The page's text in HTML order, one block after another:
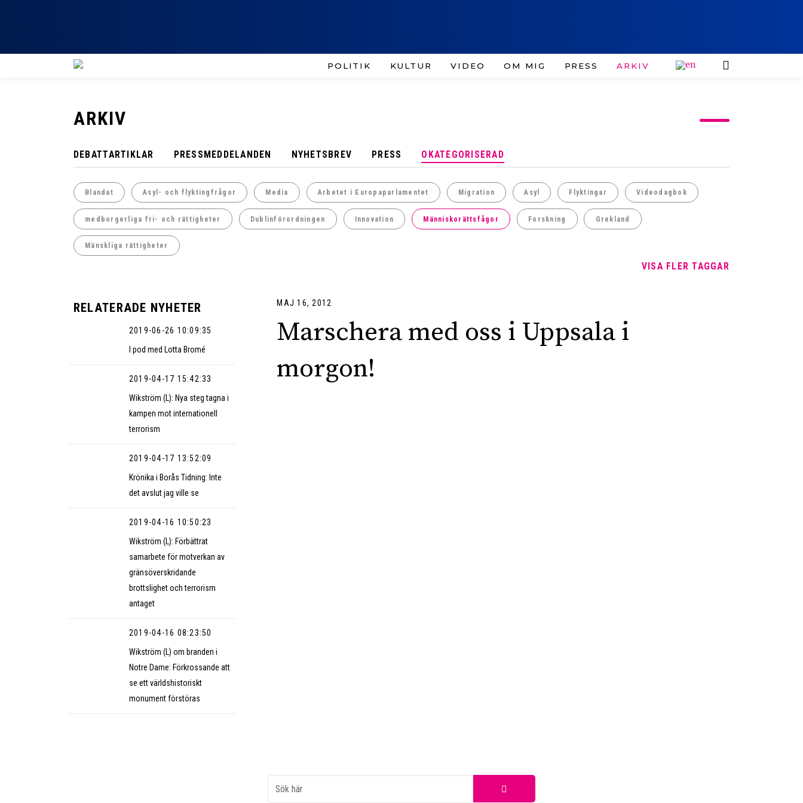
POLITIK KULTUR VIDEO OM MIG PRESS ARKIV
ARKIV
DEBATTARTIKLAR PRESSMEDDELANDEN NYHETSBREV PRESS OKATEGORISERAD
Blandat Asyl- och flyktingfrågor Media Arbetet i Europaparlamentet Migration Asyl Flyktingar Videodagbok
medborgerliga fri- och rättigheter Dublinförordningen Innovation Människorättsfågor Forskning Grekland
Mänskliga rättigheter
VISA FLER TAGGAR
RELATERADE NYHETER
2019-06-26 10:09:35
I pod med Lotta Bromé
2019-04-17 15:42:33
Wikström (L): Nya steg tagna i
kampen mot internationell
terrorism
2019-04-17 13:52:09
Krönika i Borås Tidning: Inte
det avslut jag ville se
2019-04-16 10:50:23
Wikström (L): Förbättrat
samarbete för motverkan av
gränsöverskridande
brottslighet och terrorism
antaget
2019-04-16 08:23:50
Wikström (L) om branden i
Notre Dame: Förkrossande att
se ett världshistoriskt
monument förstöras
MAJ 16, 2012
Marschera med oss i Uppsala i
morgon!